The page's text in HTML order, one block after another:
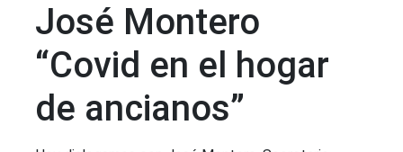
José Montero
“Covid en el hogar
de ancianos”